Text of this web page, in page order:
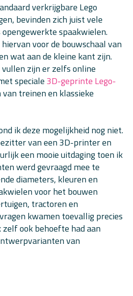
verkrijgbare Lego
bevinden zich juist vele
spaakwielen.
voor de bouwschaal van
wat aan de kleine kant zijn.
vullen zijn er zelfs online
speciale3D-geprinte Lego-
treinen en klassieke
ik deze mogelijkheid nog niet.
van een 3D-printer en
een mooie uitdaging toen ik
werd gevraagd mee te
diameters, kleuren en
voor het bouwen
tractoren en
kwamen toevallig precies
ook behoefte had aan
van